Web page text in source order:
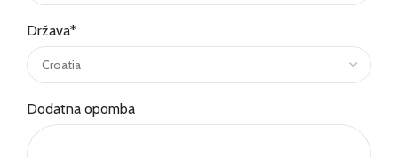
Država*
Dodatna opomba